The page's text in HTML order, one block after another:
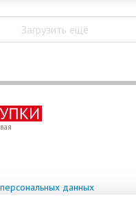
Загрузить ещё
данных